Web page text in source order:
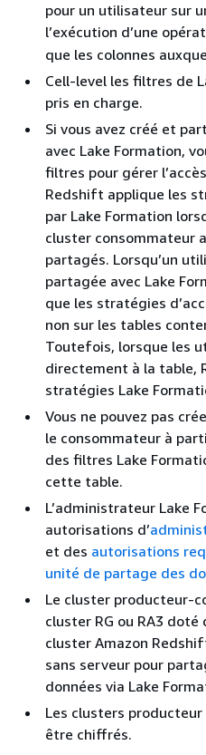
pour un utilisateur sur
l’exécution d’une
que les colonnes
Cell-level les filtres de
pris en charge.
Si vous avez créé et
avec Lake Formation,
filtres pour gérer
Redshift applique les
par Lake Formation
cluster consommateur
partagés. Lorsqu’un
partagée avec Lake
que les stratégies
non sur les tables
Toutefois, lorsque les
directement à la table,
stratégies Lake
Vous ne pouvez pas
le consommateur à
des filtres Lake
cette table.
L’administrateur Lake
autorisations d’
et des autorisations
unité de partage des
Le cluster producteur-
cluster RG ou RA3
cluster Amazon
sans serveur pour
données via Lake
Les clusters
être chiffrés.